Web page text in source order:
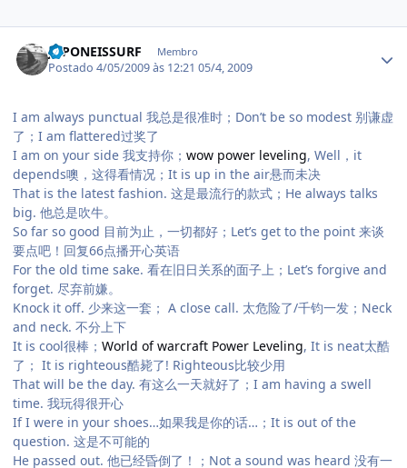
JAPONEISSURF Membro
Postado4/05/2009 às 12:2105/4, 2009
I am always punctual 我总是很准时；Don’t be so modest 别谦虚
了；I am flattered过奖了
I am on your side 我支持你； wow power leveling, Well，it
depends噢，这得看情况；It is up in the air悬而未决
That is the latest fashion. 这是最流行的款式；He always talks
big. 他总是吹牛。
So far so good 目前为止，一切都好；Let’s get to the point 来谈
要点吧！回复66点播开心英语
For the old time sake. 看在旧日关系的面子上；Let’s forgive and
forget. 尽弃前嫌。
Knock it off. 少来这一套； A close call. 太危险了/千钧一发；Neck
and neck. 不分上下
It is cool很棒； World of warcraft Power Leveling, It is neat太酷
了； It is righteous酷毙了! Righteous比较少用
That will be the day. 有这么一天就好了；I am having a swell
time. 我玩得很开心
If I were in your shoes…如果我是你的话…；It is out of the
question. 这是不可能的
He passed out. 他已经昏倒了！；Not a sound was heard 没有一